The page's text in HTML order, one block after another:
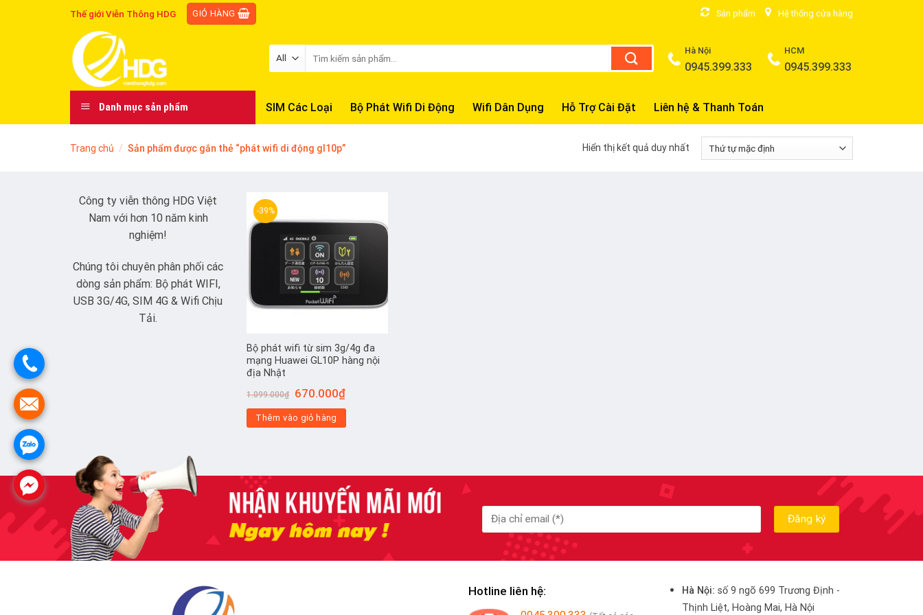
Thế giới Viễn Thông HDG GIỎ HÀNG Sản phẩm Hệ thống cửa hàng
Hà Nội
0945.399.333
HCM
0945.399.333
Danh mục sản phẩm SIM Các Loại Bộ Phát Wifi Di Động Wifi Dân Dụng Hỗ Trợ Cài Đặt Liên hệ & Thanh Toán
Trang chủ / Sản phẩm được gắn thẻ “phát wifi di động gl10p” Hiển thị kết quả duy nhất
Công ty viễn thông HDG Việt
Nam với hơn 10 năm kinh
nghiệm!
Chúng tôi chuyên phân phối các
dòng sản phẩm: Bộ phát WIFI,
USB 3G/4G, SIM 4G & Wifi Chịu
Tải.
-39%
Bộ phát wifi từ sim 3g/4g đa
mạng Huawei GL10P hàng nội
địa Nhật
1.099.000₫
Giá
gốc
là:
1.099.000₫.
670.000₫Giá
hiện
tại
670.000₫.
Thêm vào giỏ hàng
Hotline liên hệ: Hà Nội:số 9 ngõ 699 Trương Định -
Thịnh Liệt, Hoàng Mai, Hà Nội